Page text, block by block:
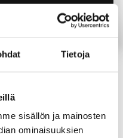
Tietoja
sisällön ja mainosten
ominaisuuksien
2 350 € / kk